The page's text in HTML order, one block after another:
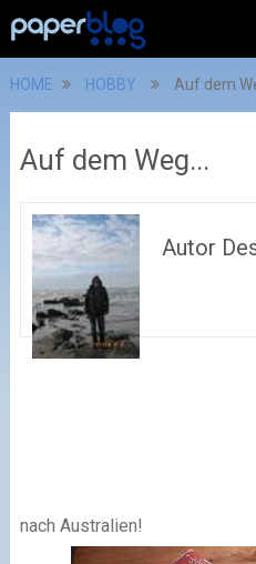
HOME HOBBY Auf dem
Auf dem Weg...
Autor
nach Australien!